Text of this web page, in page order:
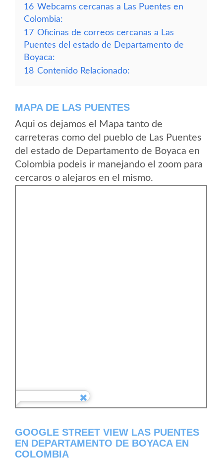
16 Webcams cercanas a Las Puentes en
Colombia:
17 Oficinas de correos cercanas a Las
Puentes del estado de Departamento de
Boyaca:
18 Contenido Relacionado:
MAPA DE LAS PUENTES
Aqui os dejamos el Mapa tanto de
carreteras como del pueblo de Las Puentes
del estado de Departamento de Boyaca en
Colombia podeis ir manejando el zoom para
cercaros o alejaros en el mismo.
GOOGLE STREET VIEW LAS PUENTES
EN DEPARTAMENTO DE BOYACA EN
COLOMBIA